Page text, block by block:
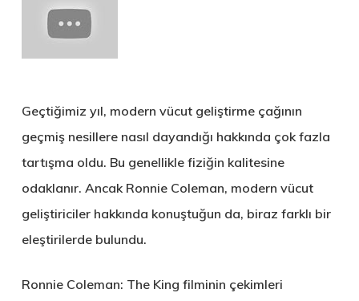
Geçtiğimiz yıl, modern vücut geliştirme çağının
geçmiş nesillere nasıl dayandığı hakkında çok fazla
tartışma oldu. Bu genellikle fiziğin kalitesine
odaklanır. Ancak Ronnie Coleman, modern vücut
geliştiriciler hakkında konuştuğun da, biraz farklı bir
eleştirilerde bulundu.
Ronnie Coleman: The King filminin çekimleri